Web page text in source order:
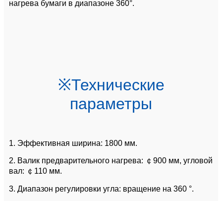
нагрева бумаги в диапазоне 360°.
※Технические
параметры
1. Эффективная ширина: 1800 мм.
2. Валик предварительного нагрева: ￠900 мм, угловой
вал: ￠110 мм.
3. Диапазон регулировки угла: вращение на 360 °.